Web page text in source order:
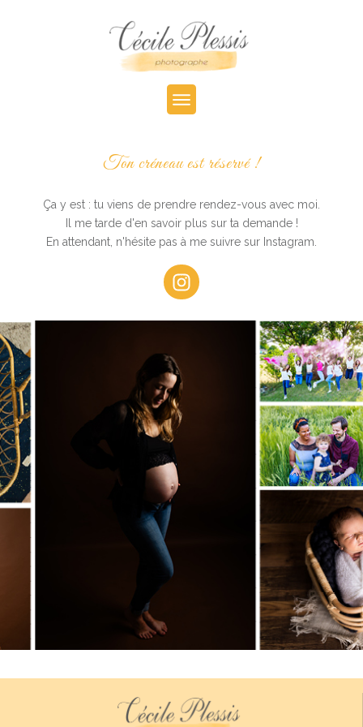
Ton créneau est réservé !
Ça y est : tu viens de prendre rendez-vous avec moi.
Il me tarde d'en savoir plus sur ta demande !
En attendant, n'hésite pas à me suivre sur Instagram.